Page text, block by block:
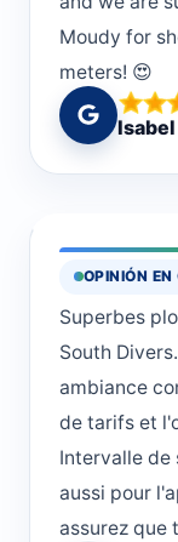
Moudy for
meters! 😍
OPINIÓN EN
Superbes
South
ambiance
de tarifs et
Intervalle de
aussi pour
assurez que